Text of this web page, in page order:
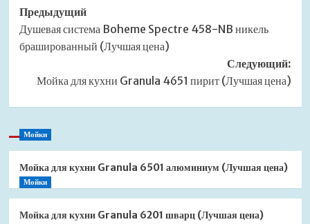
Навигация
записи
Предыдущий
Душевая система Boheme Spectre 458-NB никель
брашированный (Лучшая цена)
Следующий:
Мойка для кухни Granula 4651 пирит (Лучшая цена)
Мойки
Мойка для кухни Granula 6501 алюминиум (Лучшая цена)
Мойки
Мойка для кухни Granula 6201 шварц (Лучшая цена)